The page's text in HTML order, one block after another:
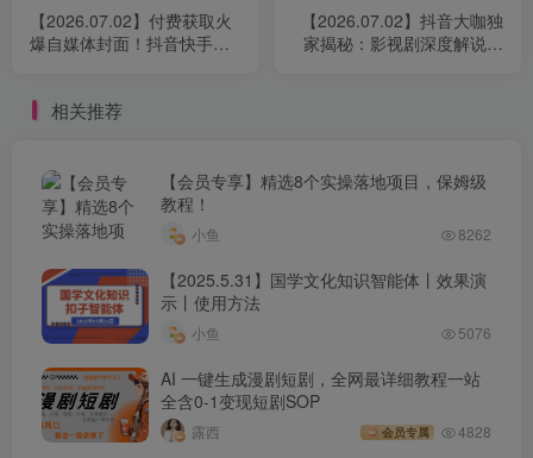
【2026.07.02】付费获取火
爆自媒体封面！抖音快手封
【2026.07.02】抖音大咖独
家揭秘：影视剧深度解说教
相关推荐
【会员专享】精选8个实操落地项目，保姆级
教程！
小鱼 8262
【2025.5.31】国学文化知识智能体丨效果演
示丨使用方法
小鱼 5076
AI 一键生成漫剧短剧，全网最详细教程一站
全含0-1变现短剧SOP
露西 会员专属 4828